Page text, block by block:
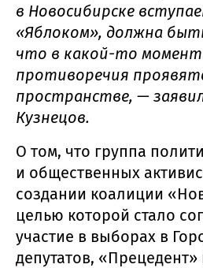
в Новосибирске
«Яблоком», должна
что в какой-то
противоречия
пространстве, —
Кузнецов.
О том, что группа
и общественных
создании коалиции
целью которой стало
участие в выборах в
депутатов, «Прецедент»